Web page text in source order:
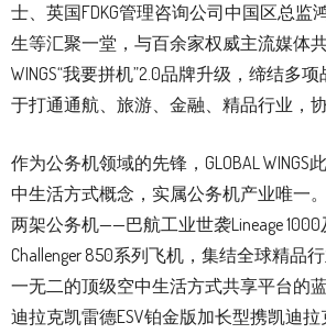
士、英国FDKG管理咨询公司中国区总监
生等汇聚一堂，与百余家权威主流媒体共
WINGS“我要拼机”2.0品牌升级，缔结多
于打通通航、旅游、金融、精品行业，
作为公务机领域的先锋，GLOBAL WINGS
中生活方式概念，实属公务机产业唯一
两架公务机——巴航工业世袭Lineage
Challenger 850系列飞机，集结全球精品
一无二的顶级空中生活方式共享平台的
迪拉克凯雷德ESV铂金版加长型携凯迪拉